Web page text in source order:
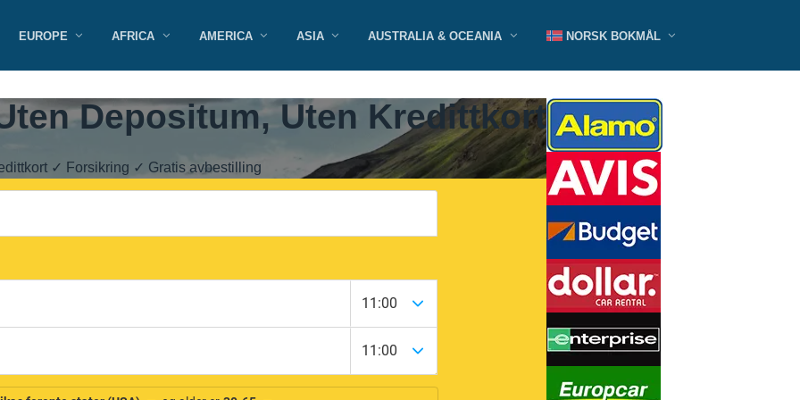
EUROPE AFRICA AMERICA ASIA AUSTRALIA & OCEANIA NORSK BOKMÅL
Depositum, Uten Kredittkort
✓ Forsikring ✓ Gratis avbestilling